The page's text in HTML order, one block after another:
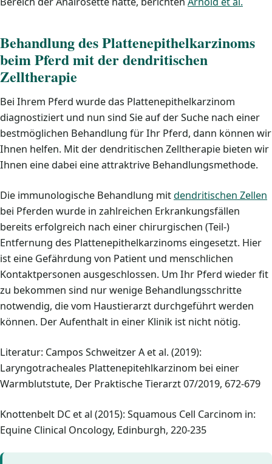
Behandlung des Plattenepithelkarzinoms
beim Pferd mit der dendritischen
Zelltherapie
Bei Ihrem Pferd wurde das Plattenepithelkarzinom
diagnostiziert und nun sind Sie auf der Suche nach einer
bestmöglichen Behandlung für Ihr Pferd, dann können wir
Ihnen helfen. Mit der dendritischen Zelltherapie bieten wir
Ihnen eine dabei eine attraktrive Behandlungsmethode.
Die immunologische Behandlung mitdendritischen Zellen
bei Pferden wurde in zahlreichen Erkrankungsfällen
bereits erfolgreich nach einer chirurgischen (Teil-)
Entfernung des Plattenepithelkarzinoms eingesetzt. Hier
ist eine Gefährdung von Patient und menschlichen
Kontaktpersonen ausgeschlossen. Um Ihr Pferd wieder fit
zu bekommen sind nur wenige Behandlungsschritte
notwendig, die vom Haustierarzt durchgeführt werden
können. Der Aufenthalt in einer Klinik ist nicht nötig.
Literatur: Campos Schweitzer A et al. (2019):
Laryngotracheales Plattenepitehlkarzinom bei einer
Warmblutstute, Der Praktische Tierarzt 07/2019, 672-679
Knottenbelt DC et al (2015): Squamous Cell Carcinom in:
Equine Clinical Oncology, Edinburgh, 220-235